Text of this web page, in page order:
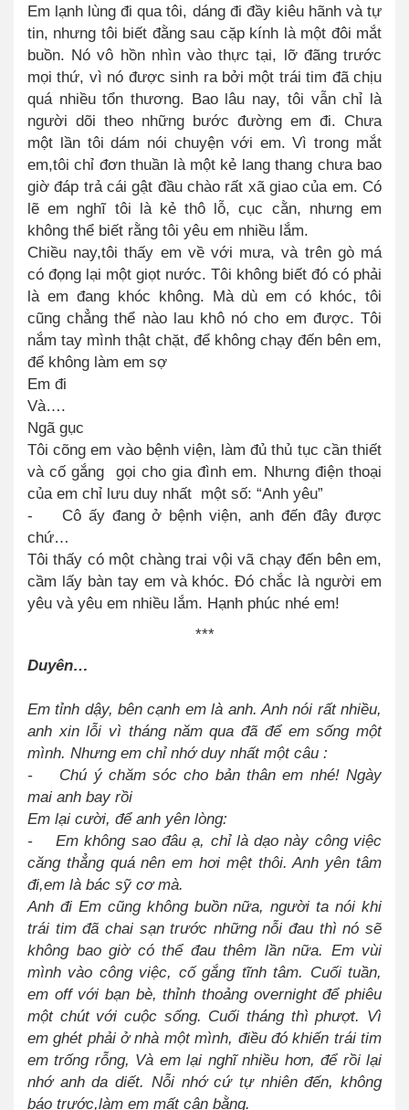
Em lạnh lùng đi qua tôi, dáng đi đầy kiêu hãnh và tự
tin, nhưng tôi biết đằng sau cặp kính là một đôi mắt
buồn. Nó vô hồn nhìn vào thực tại, lỡ đãng trước
mọi thứ, vì nó được sinh ra bởi một trái tim đã chịu
quá nhiều tổn thương. Bao lâu nay, tôi vẫn chỉ là
người dõi theo những bước đường em đi. Chưa
một lần tôi dám nói chuyện với em. Vì trong mắt
em,tôi chỉ đơn thuần là một kẻ lang thang chưa bao
giờ đáp trả cái gật đầu chào rất xã giao của em. Có
lẽ em nghĩ tôi là kẻ thô lỗ, cục cằn, nhưng em
không thể biết rằng tôi yêu em nhiều lắm.
Chiều nay,tôi thấy em về với mưa, và trên gò má
có đọng lại một giọt nước. Tôi không biết đó có phải
là em đang khóc không. Mà dù em có khóc, tôi
cũng chẳng thể nào lau khô nó cho em được. Tôi
nắm tay mình thật chặt, để không chạy đến bên em,
để không làm em sợ
Em đi
Và….
Ngã gục
Tôi cõng em vào bệnh viện, làm đủ thủ tục cần thiết
và cố gắng gọi cho gia đình em. Nhưng điện thoại
của em chỉ lưu duy nhất một số: “Anh yêu”
- Cô ấy đang ở bệnh viện, anh đến đây được
chứ…
Tôi thấy có một chàng trai vội vã chạy đến bên em,
cầm lấy bàn tay em và khóc. Đó chắc là người em
yêu và yêu em nhiều lắm. Hạnh phúc nhé em!
***
Duyên…
Em tỉnh dậy, bên cạnh em là anh. Anh nói rất nhiều,
anh xin lỗi vì tháng năm qua đã để em sống một
mình. Nhưng em chỉ nhớ duy nhất một câu :
- Chú ý chăm sóc cho bản thân em nhé! Ngày
mai anh bay rồi
Em lại cười, để anh yên lòng:
- Em không sao đâu ạ, chỉ là dạo này công việc
căng thẳng quá nên em hơi mệt thôi. Anh yên tâm
đi,em là bác sỹ cơ mà.
Anh đi Em cũng không buồn nữa, người ta nói khi
trái tim đã chai sạn trước những nỗi đau thì nó sẽ
không bao giờ có thể đau thêm lần nữa. Em vùi
mình vào công việc, cố gắng tĩnh tâm. Cuối tuần,
em off với bạn bè, thỉnh thoảng overnight để phiêu
một chút với cuộc sống. Cuối tháng thì phượt. Vì
em ghét phải ở nhà một mình, điều đó khiến trái tim
em trống rỗng, Và em lại nghĩ nhiều hơn, để rồi lại
nhớ anh da diết. Nỗi nhớ cứ tự nhiên đến, không
báo trước,làm em mất cân bằng.